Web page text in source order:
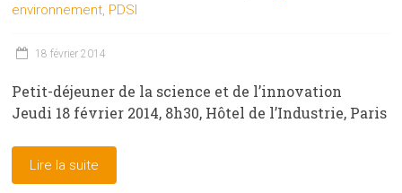
environnement PDSI
18 février 2014
Petit-déjeuner de la science et de l’innovation
Jeudi 18 février 2014, 8h30, Hôtel de l’Industrie, Paris
Lire la suite